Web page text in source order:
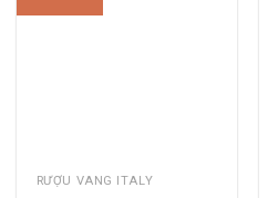
RƯỢU VANG ITALY